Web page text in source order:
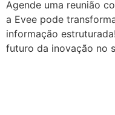
Agende uma reunião
a Evee pode
informação
futuro da inovação no